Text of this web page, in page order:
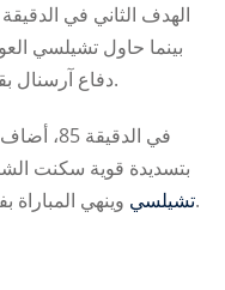
بينما حاول تشيلسي
دفاع آرسنال بقي صامدًا بفضل تألق ساليبا ورامسديل.
في
بتسديدة قوية سكنت
تشيلسيوينهي المباراة بفوز ثمين بثلاثة أهداف مقابل هدف واحد.